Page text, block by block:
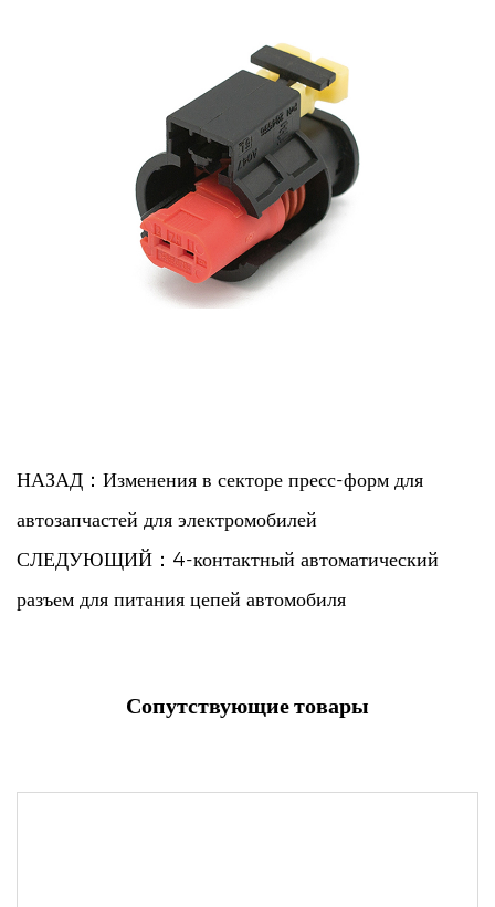
НАЗАД：Изменения в секторе пресс-форм для
автозапчастей для электромобилей
СЛЕДУЮЩИЙ：4-контактный автоматический
разъем для питания цепей автомобиля
Сопутствующие товары